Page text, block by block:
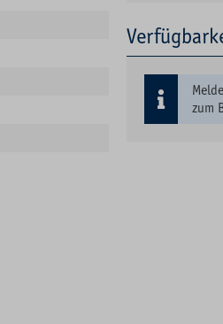
zum